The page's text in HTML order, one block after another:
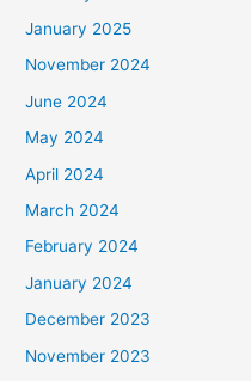
January 2025
November 2024
June 2024
May 2024
April 2024
March 2024
February 2024
January 2024
December 2023
November 2023